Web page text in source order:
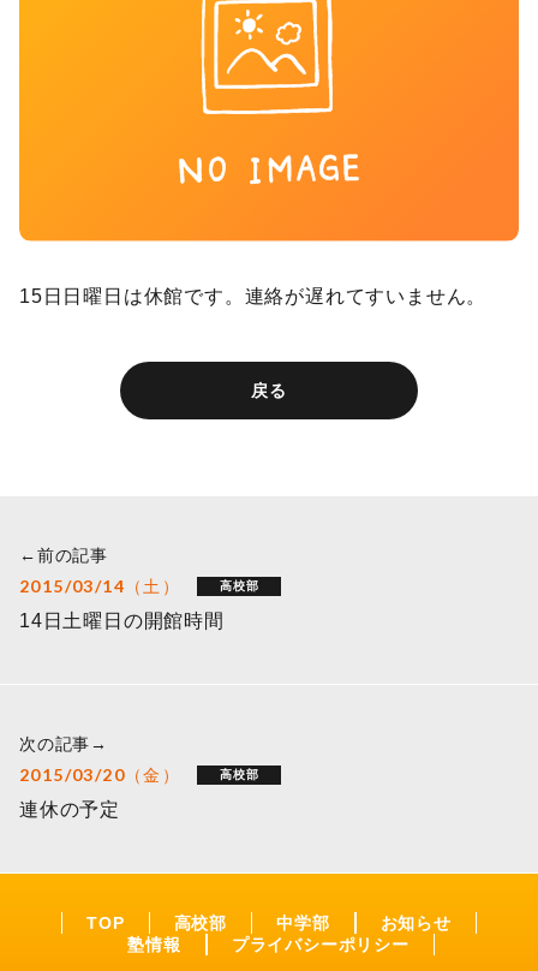
15日日曜日は休館です。連絡が遅れてすいません。
戻る
←前の記事
2015/03/14（土） 高校部
14日土曜日の開館時間
次の記事→
2015/03/20（金） 高校部
連休の予定
TOP 高校部 中学部
お知らせ
塾情報
プライバシーポリシー